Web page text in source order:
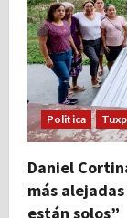
Politica
Daniel
más
están solos”